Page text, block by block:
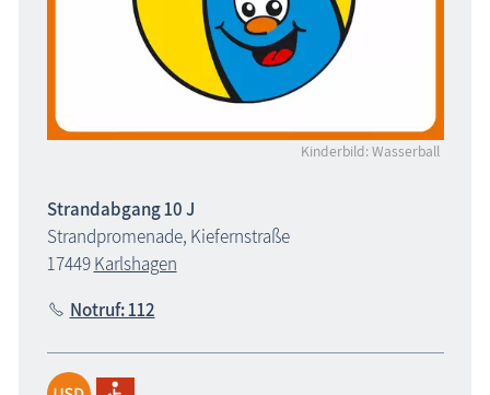
Kinderbild: Wasserball
Strandabgang 10 J
Strandpromenade, Kiefernstraße
17449Karlshagen
Notruf: 112